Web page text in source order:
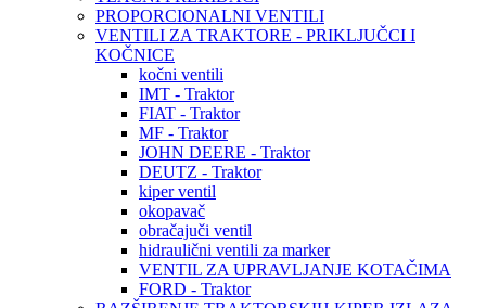
PROPORCIONALNI VENTILI
VENTILI ZA TRAKTORE - PRIKLJUČCI I
KOČNICE
kočni ventili
IMT - Traktor
FIAT - Traktor
MF - Traktor
JOHN DEERE - Traktor
DEUTZ - Traktor
kiper ventil
okopavač
obračajuči ventil
hidraulični ventili za marker
VENTIL ZA UPRAVLJANJE KOTAČIMA
FORD - Traktor